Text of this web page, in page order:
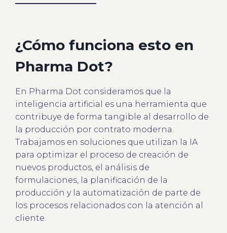
¿Cómo funciona esto en
Pharma Dot?
En Pharma Dot consideramos que la
inteligencia artificial es una herramienta que
contribuye de forma tangible al desarrollo de
la producción por contrato moderna.
Trabajamos en soluciones que utilizan la IA
para optimizar el proceso de creación de
nuevos productos, el análisis de
formulaciones, la planificación de la
producción y la automatización de parte de
los procesos relacionados con la atención al
cliente.